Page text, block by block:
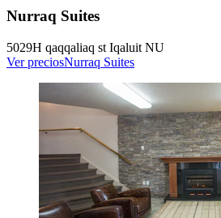
Nurraq Suites
5029H qaqqaliaq st Iqaluit NU
Ver preciosNurraq Suites